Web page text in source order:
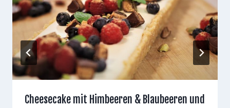
Cheesecake mit Himbeeren & Blaubeeren und